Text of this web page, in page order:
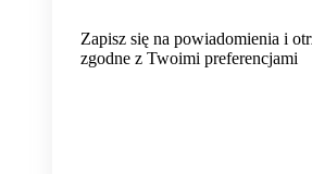
Zapisz się na powiadomienia i
zgodne z Twoimi preferencjami